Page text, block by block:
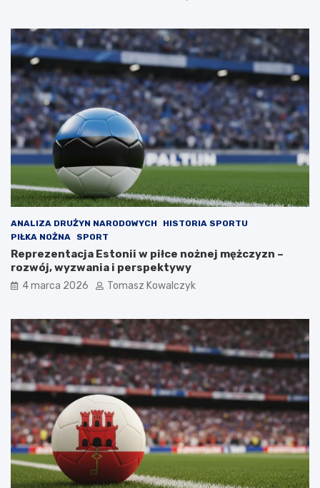
ANALIZA DRUŻYN NARODOWYCH
HISTORIA SPORTU
PIŁKA NOŻNA
SPORT
Reprezentacja Estonii w piłce nożnej mężczyzn –
rozwój, wyzwania i perspektywy
4 marca 2026 Tomasz Kowalczyk